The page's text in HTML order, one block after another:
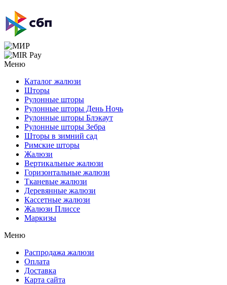
Меню
Каталог жалюзи
Шторы
Рулонные шторы
Рулонные шторы День Ночь
Рулонные шторы Блэкаут
Рулонные шторы Зебра
Шторы в зимний сад
Римские шторы
Жалюзи
Вертикальные жалюзи
Горизонтальные жалюзи
Тканевые жалюзи
Деревянные жалюзи
Кассетные жалюзи
Жалюзи Плиссе
Маркизы
Меню
Распродажа жалюзи
Оплата
Доставка
Карта сайта